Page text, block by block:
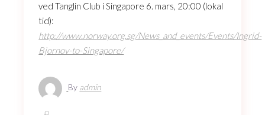
ved Tanglin Club i Singapore 6. mars, 20:00 (lokal
tid):
http://www.norway.org.sg/News_and_events/Events/Ingrid-
Bjornov-to-Singapore/
By admin